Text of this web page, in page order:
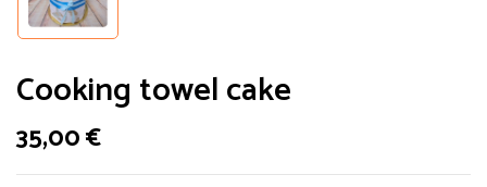
Cooking towel cake
35,00€